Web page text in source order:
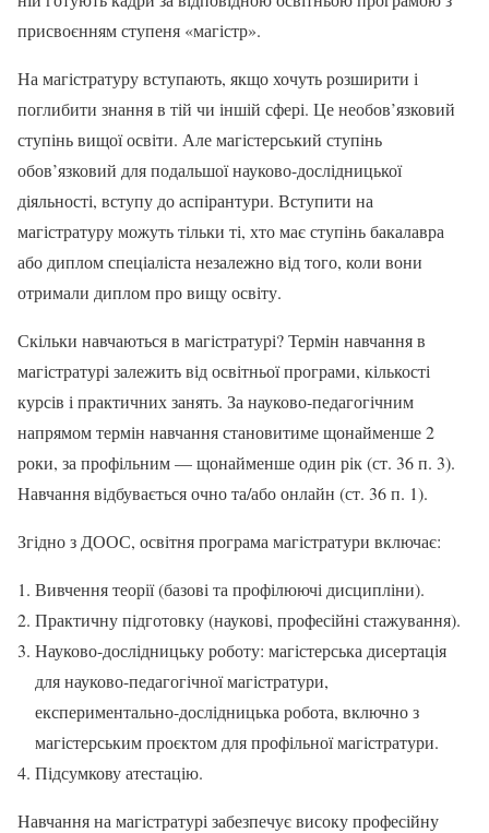
присвоєнням ступеня «магістр».
На магістратуру вступають, якщо хочуть розширити і
поглибити знання в тій чи іншій сфері. Це необов’язковий
ступінь вищої освіти. Але магістерський ступінь
обов’язковий для подальшої науково-дослідницької
діяльності, вступу до аспірантури. Вступити на
магістратуру можуть тільки ті, хто має ступінь бакалавра
або диплом спеціаліста незалежно від того, коли вони
отримали диплом про вищу освіту.
Скільки навчаються в магістратурі? Термін навчання в
магістратурі залежить від освітньої програми, кількості
курсів і практичних занять. За науково-педагогічним
напрямом термін навчання становитиме щонайменше 2
роки, за профільним — щонайменше один рік (ст. 36 п. 3).
Навчання відбувається очно та/або онлайн (ст. 36 п. 1).
Згідно з ДООС, освітня програма магістратури включає:
Вивчення теорії (базові та профілюючі дисципліни).
Практичну підготовку (наукові, професійні стажування).
Науково-дослідницьку роботу: магістерська дисертація
для науково-педагогічної магістратури,
експериментально-дослідницька робота, включно з
магістерським проєктом для профільної магістратури.
Підсумкову атестацію.
Навчання на магістратурі забезпечує високу професійну